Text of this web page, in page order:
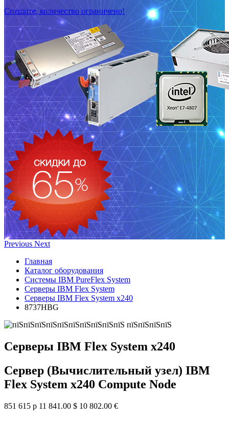
Спешите, количество ограничено!
Previous Next
Главная
Каталог оборудования
Системы IBM PureFlex System
Серверы IBM Flex System
Серверы IBM Flex System x240
8737HBG
Серверы IBM Flex System x240
Сервер (Вычислительный узел) IBM
Flex System x240 Compute Node
851 615 р 11 841.00 $ 10 802.00 €